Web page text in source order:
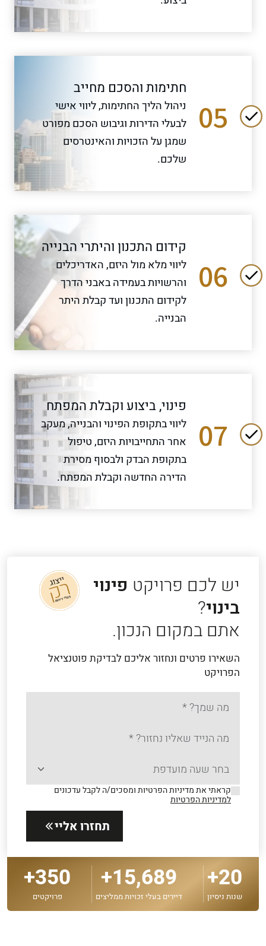
05
חתימות והסכם מחייב
ניהול הליך החתימות, ליווי אישי
לבעלי הדירות וגיבוש הסכם מפורט
שמגן על הזכויות והאינטרסים
שלכם.
06
קידום התכנון והיתרי הבנייה
ליווי מלא מול היזם, האדריכלים
והרשויות בעמידה באבני הדרך
לקידום התכנון ועד קבלת היתר
הבנייה.
07
פינוי, ביצוע וקבלת המפתח
ליווי בתקופת הפינוי והבנייה, מעקב
אחר התחייבויות היזם, טיפול
בתקופת הבדק ולבסוף מסירת
הדירה החדשה וקבלת המפתח.
יש לכם פרויקט פינוי
בינוי?
אתם במקום הנכון.
השאירו פרטים ונחזור אליכם לבדיקת פוטנציאל
הפרויקט
קראתי את מדיניות הפרטיות ומסכים/ה לקבל עדכונים
למדיניות הפרטיות
תחזרו אליי
20+
שנות ניסיון
15,689+
דיירים בעלי זכויות ממליצים
350+
פרויקטים